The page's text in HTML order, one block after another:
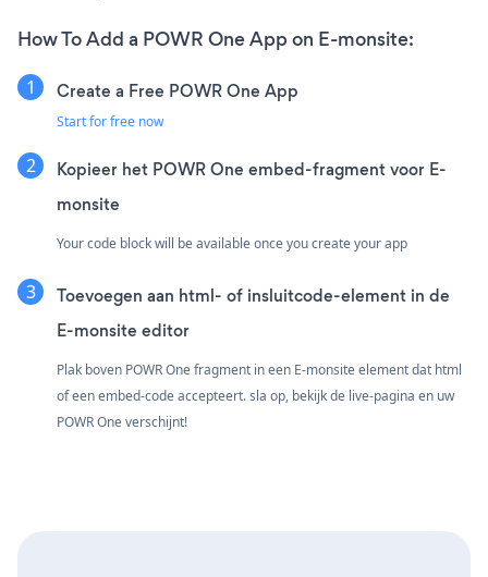
How To Add a POWR One App on E-monsite:
Create a Free POWR One App
Start for free now
Kopieer het POWR One embed-fragment voor E-
monsite
Your code block will be available once you create your app
Toevoegen aan html- of insluitcode-element in de
E-monsite editor
Plak boven POWR One fragment in een E-monsite element dat html
of een embed-code accepteert. sla op, bekijk de live-pagina en uw
POWR One verschijnt!